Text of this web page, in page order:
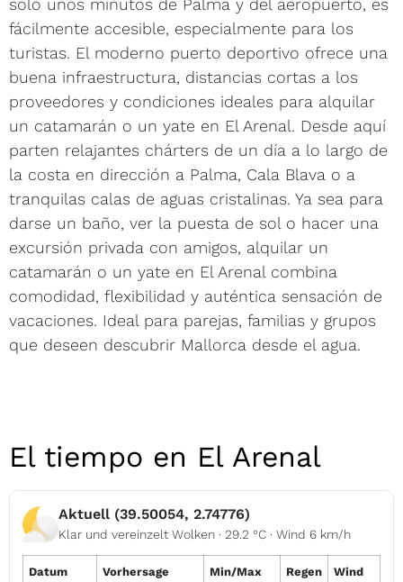
solo unos minutos de Palma y del aeropuerto, es
fácilmente accesible, especialmente para los
turistas. El moderno puerto deportivo ofrece una
buena infraestructura, distancias cortas a los
proveedores y condiciones ideales para alquilar
un catamarán o un yate en El Arenal. Desde aquí
parten relajantes chárters de un día a lo largo de
la costa en dirección a Palma, Cala Blava o a
tranquilas calas de aguas cristalinas. Ya sea para
darse un baño, ver la puesta de sol o hacer una
excursión privada con amigos, alquilar un
catamarán o un yate en El Arenal combina
comodidad, flexibilidad y auténtica sensación de
vacaciones. Ideal para parejas, familias y grupos
que deseen descubrir Mallorca desde el agua.
El tiempo en El Arenal
Aktuell (39.50054, 2.74776)
Klar und vereinzelt Wolken · 29.2 °C · Wind 6 km/h
Datum Vorhersage Min/Max Regen Wind